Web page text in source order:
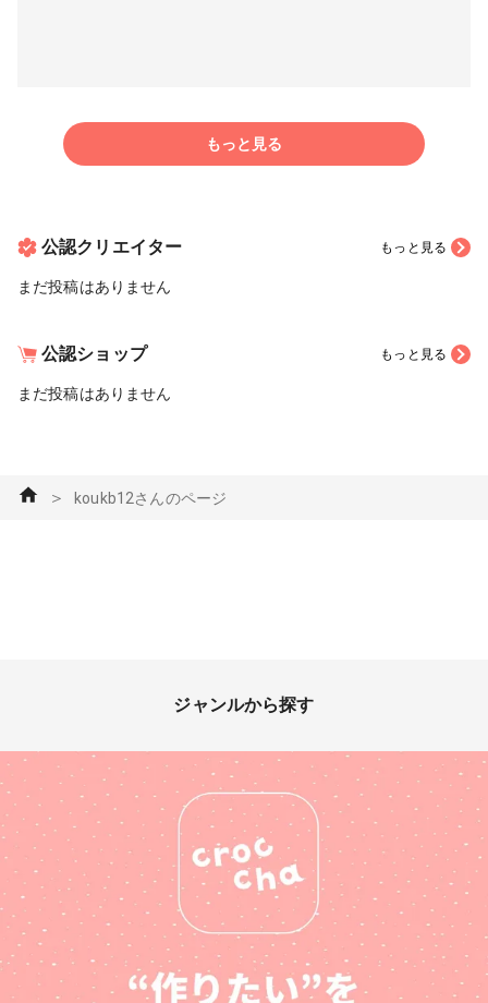
もっと見る
公認クリエイター もっと見る
まだ投稿はありません
公認ショップ もっと見る
まだ投稿はありません
＞ koukb12さんのページ
ジャンルから探す